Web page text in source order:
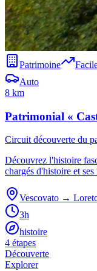
Patrimoine
Auto
8 km
Patrimonial «
Circuit découverte du
Découvrez l'histoire
chargés d'histoire et
Vescovato →
3h
histoire
4 étapes
Découverte
Explorer